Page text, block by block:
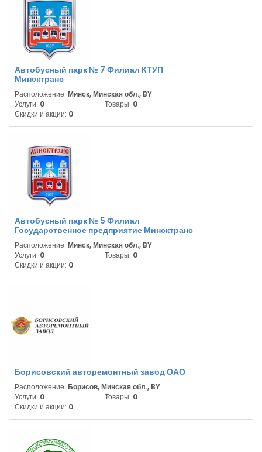
Автобусный парк № 7 Филиал КТУП
Минсктранс
Расположение: Минск, Минская обл., BY
Услуги: 0 Товары: 0
Скидки и акции: 0
Автобусный парк № 5 Филиал
Государственное предприятие Минсктранс
Расположение: Минск, Минская обл., BY
Услуги: 0 Товары: 0
Скидки и акции: 0
Борисовский авторемонтный завод ОАО
Расположение: Борисов, Минская обл., BY
Услуги: 0 Товары: 0
Скидки и акции: 0